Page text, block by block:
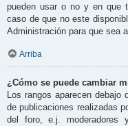
pueden usar o no y en que
caso de que no este
Administración para que sea
Arriba
¿Cómo se puede cambiar
Los rangos aparecen debajo
de publicaciones realizadas
del foro, e.j. moderadores